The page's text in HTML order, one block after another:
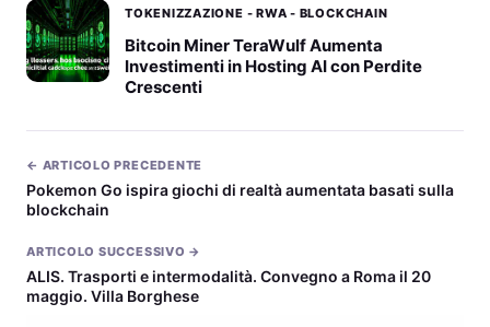
TOKENIZZAZIONE - RWA - BLOCKCHAIN
Bitcoin Miner TeraWulf Aumenta
Investimenti in Hosting AI con Perdite
Crescenti
← ARTICOLO PRECEDENTE
Pokemon Go ispira giochi di realtà aumentata basati sulla
blockchain
ARTICOLO SUCCESSIVO →
ALIS. Trasporti e intermodalità. Convegno a Roma il 20
maggio. Villa Borghese